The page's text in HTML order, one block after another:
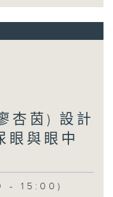
杏茵) 設計
眼與眼中
- 15:00)